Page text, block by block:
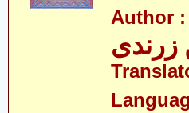
Author :
زرندی